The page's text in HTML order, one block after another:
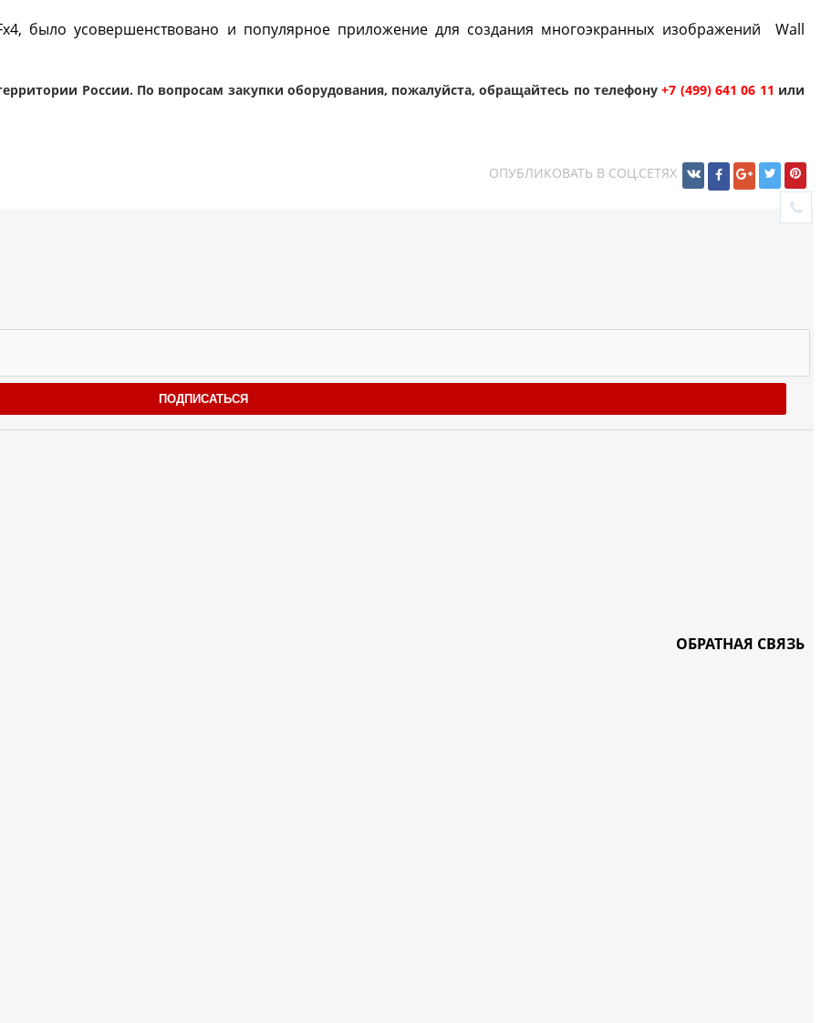
было усовершенствовано и популярное приложение для создания многоэкранных изображений Wall
России. По вопросам закупки оборудования, пожалуйста, обращайтесь по телефону+7 (499) 641 06 11 или
ОПУБЛИКОВАТЬ В СОЦ.СЕТЯХ
ПОДПИСАТЬСЯ
ОБРАТНАЯ СВЯЗЬ